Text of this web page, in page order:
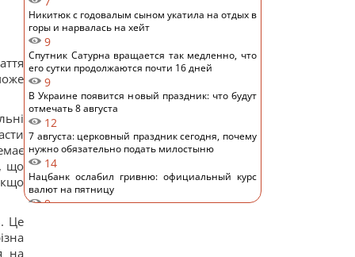
що
Це
на
Никитюк с годовалым сыном укатила на отдых в
горы и нарвалась на хейт
9
Спутник Сатурна вращается так медленно, что
его сутки продолжаются почти 16 дней
9
В Украине появится новый праздник: что будут
отмечать 8 августа
12
7 августа: церковный праздник сегодня, почему
нужно обязательно подать милостыню
14
Нацбанк ослабил гривню: официальный курс
валют на пятницу
9